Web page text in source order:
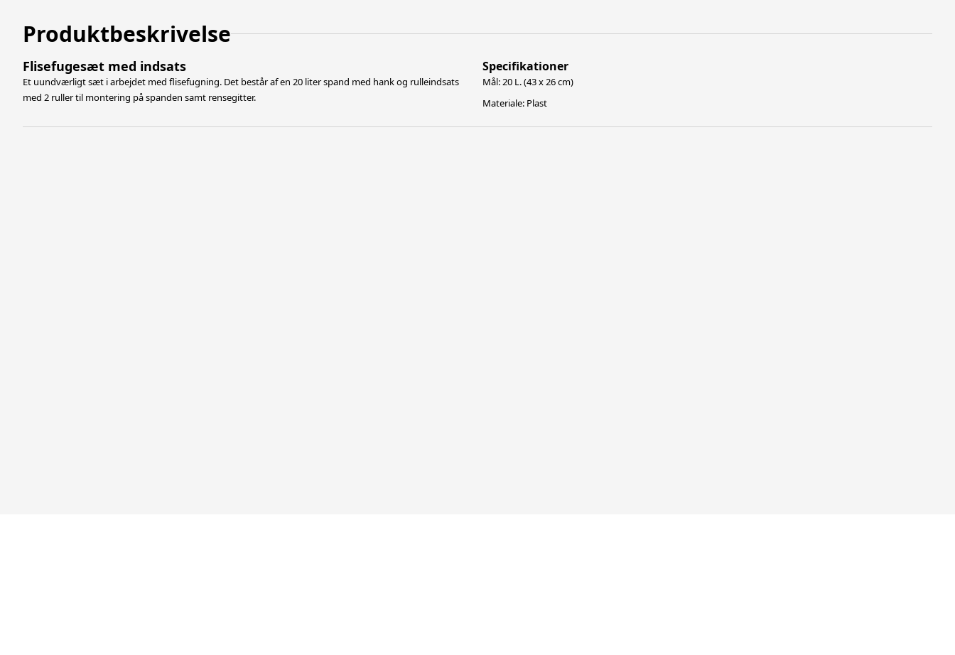
Produktbeskrivelse
Flisefugesæt med indsats
Et uundværligt sæt i arbejdet med flisefugning. Det består af en 20 liter spand med hank og rulleindsats
med 2 ruller til montering på spanden samt rensegitter.
Specifikationer
Mål: 20 L. (43 x 26 cm)
Materiale: Plast